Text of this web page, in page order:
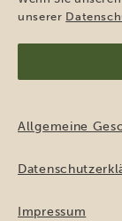
(erforderlich)
unserer
Allgemeine
Impressum